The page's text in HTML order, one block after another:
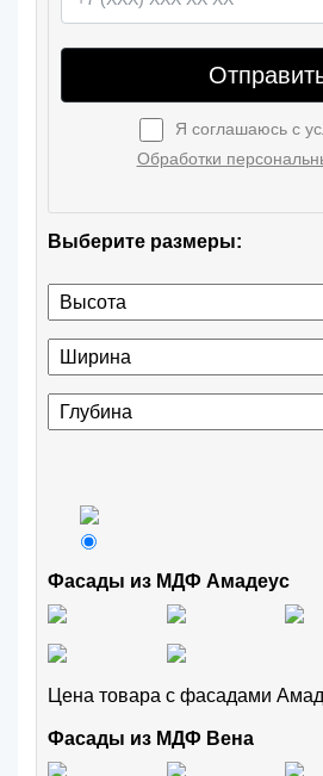
Я соглашаюсь с
Обработки
Выберите размеры:
Фасады из МДФ Амадеус
Цена товара с фасадами
Фасады из МДФ Вена